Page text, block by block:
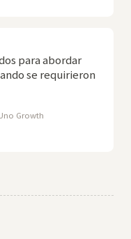
para abordar
se requirieron
Growth